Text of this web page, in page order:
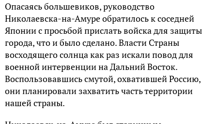
Опасаясь большевиков, руководство
Николаевска-на-Амуре обратилось к соседней
Японии с просьбой прислать войска для защиты
города, что и было сделано. Власти Страны
восходящего солнца как раз искали повод для
военной интервенции на Дальний Восток.
Воспользовавшись смутой, охватившей Россию,
они планировали захватить часть территории
нашей страны.